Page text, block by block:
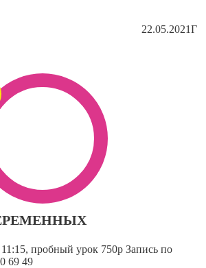
22.05.2021Г
пробный урок 750р Запись по
69 49